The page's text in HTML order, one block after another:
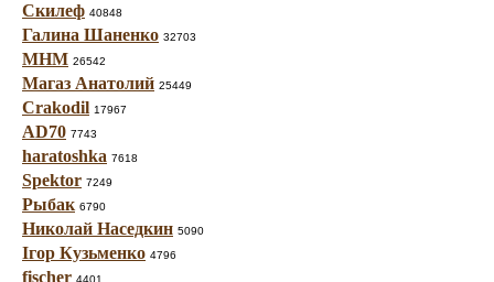
Скилеф 40848
Галина Шаненко 32703
МНМ 26542
Магаз Анатолий 25449
Crakodil 17967
AD70 7743
haratoshka 7618
Spektor 7249
Рыбак 6790
Николай Наседкин 5090
Ігор Кузьменко 4796
fischer 4401